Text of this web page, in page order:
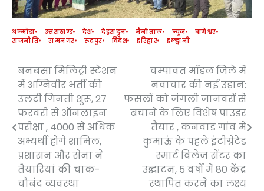
अल्मोड़ा उत्तराखण्ड देश देहरादून नैनीताल न्यूज
बागेश्वर
राजनीति
रामनगर रुद्रपुर विदेश हरिद्वार हल्द्वानी
Post
navigation
बनबसा मिलिट्री स्टेशन
में अग्निवीर भर्ती की
उलटी गिनती शुरू, 27
फरवरी से ऑनलाइन
परीक्षा , 4000 से अधिक
अभ्यर्थी होंगे शामिल,
प्रशासन और सेना ने
तैयारियां की चाक-
चौबंद व्यवस्था
चम्पावत मॉडल जिले में
नवाचार की नई उड़ान:
फसलों को जंगली जानवरों से
बचाने के लिए विशेष पाउडर
तैयार , कनवाड़ गांव में
कुमाऊं के पहले इंटीग्रेटेड
स्मार्ट विलेज सेंटर का
उद्घाटन, 5 वर्षों में 80 केंद्र
स्थापित करने का लक्ष्य